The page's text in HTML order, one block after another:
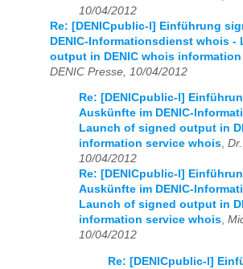
10/04/2012
Re: [DENICpublic-l] Einführung
DENIC-Informationsdienst whois -
output in DENIC whois
DENIC Presse, 10/04/2012
Re: [DENICpublic-l]
Auskünfte im DENIC-
Launch of signed output in
information service whois,
10/04/2012
Re: [DENICpublic-l]
Auskünfte im DENIC-
Launch of signed output in
information service whois,
10/04/2012
Re: [DENICpublic-l]